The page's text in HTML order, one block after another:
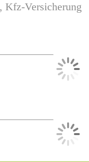
Kfz-Versicherung